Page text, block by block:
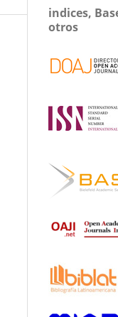
indices,
otros